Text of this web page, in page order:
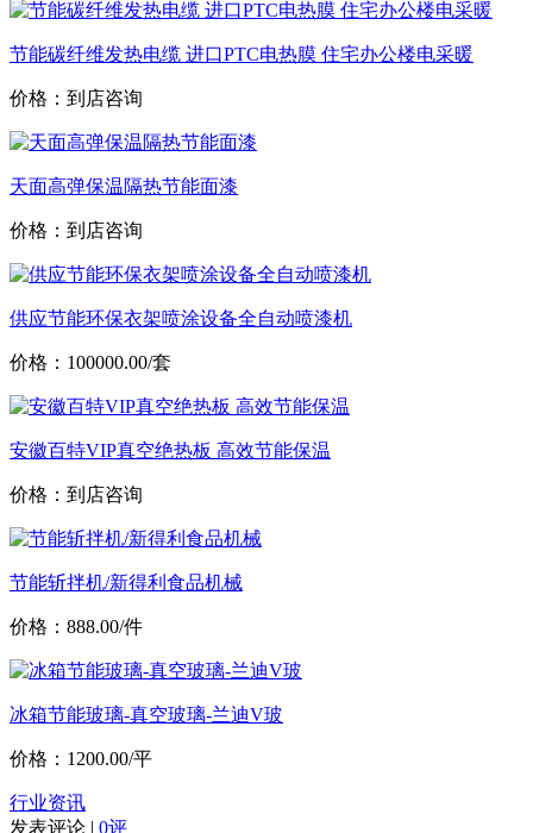
节能碳纤维发热电缆 进口PTC电热膜 住宅办公楼电采暖
价格：到店咨询
天面高弹保温隔热节能面漆
价格：到店咨询
供应节能环保衣架喷涂设备全自动喷漆机
价格：100000.00/套
安徽百特VIP真空绝热板 高效节能保温
价格：到店咨询
节能斩拌机/新得利食品机械
价格：888.00/件
冰箱节能玻璃-真空玻璃-兰迪V玻
价格：1200.00/平
行业资讯
发表评论 | 0评